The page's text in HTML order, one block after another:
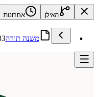
האילן אחרונות
משנה תורה833